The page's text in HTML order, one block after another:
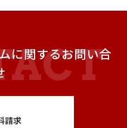
に関するお問い合
請求